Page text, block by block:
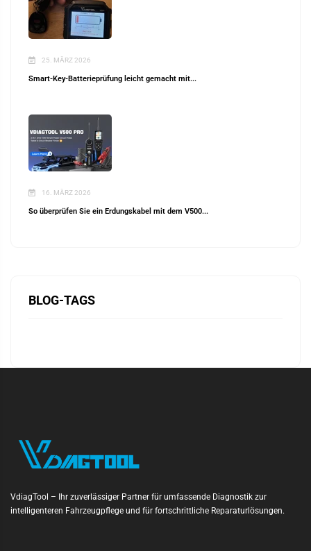
25. MÄRZ 2026
Smart-Key-Batterieprüfung leicht gemacht mit...
16. MÄRZ 2026
So überprüfen Sie ein Erdungskabel mit dem V500...
BLOG-TAGS
VdiagTool – Ihr zuverlässiger Partner für umfassende Diagnostik zur
intelligenteren Fahrzeugpflege und für fortschrittliche Reparaturlösungen.